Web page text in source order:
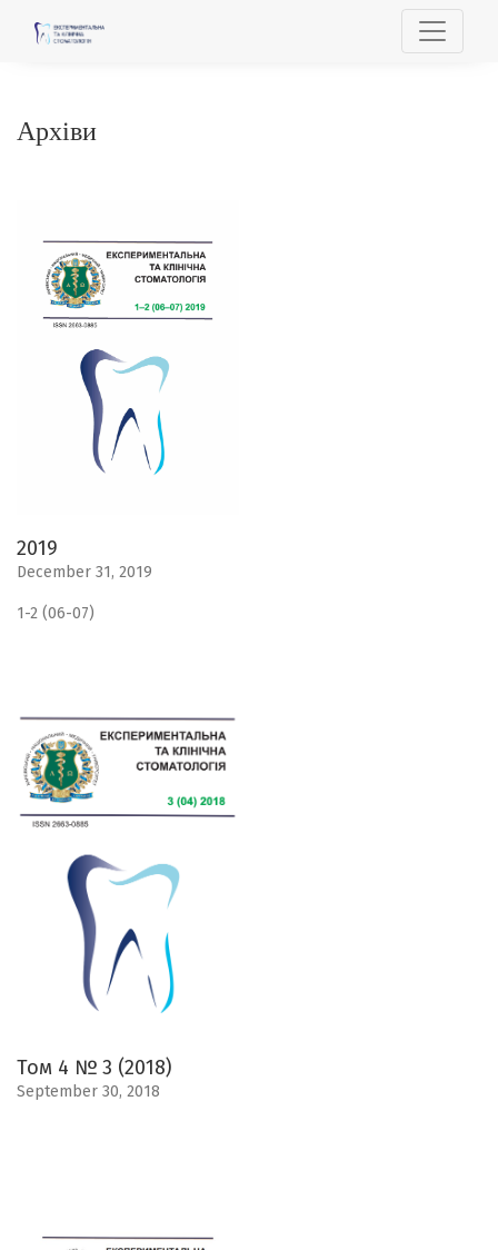
Архіви
2019
December 31, 2019
1-2 (06-07)
Том 4 № 3 (2018)
September 30, 2018